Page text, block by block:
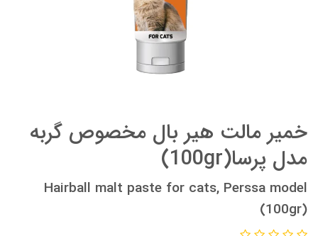
خمیر مالت هیر بال مخصوص گربه
مدل پرسا(100gr)
Hairball malt paste for cats, Perssa model
(100gr)